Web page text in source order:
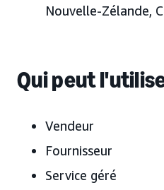
Nouvelle-Zélande,
Qui peut
Vendeur
Fournisseur
Service géré